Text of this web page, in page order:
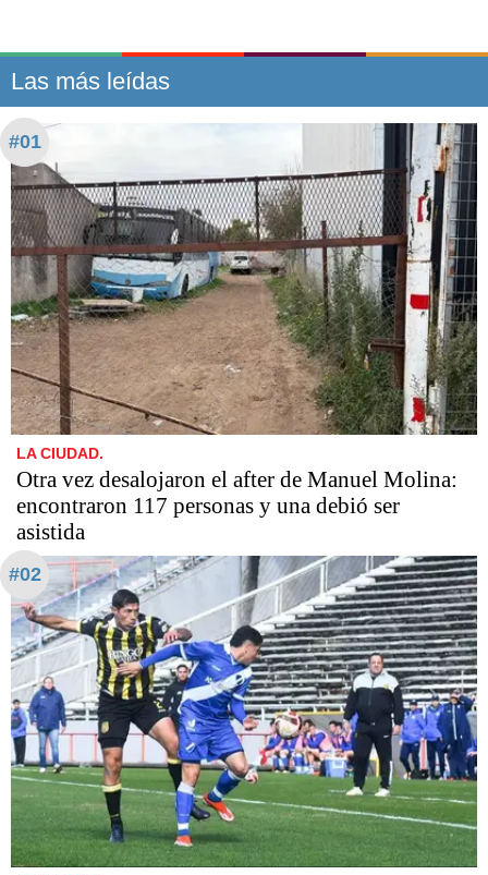
Las más leídas
#01
LA CIUDAD.
Otra vez desalojaron el after de Manuel Molina:
encontraron 117 personas y una debió ser
asistida
#02